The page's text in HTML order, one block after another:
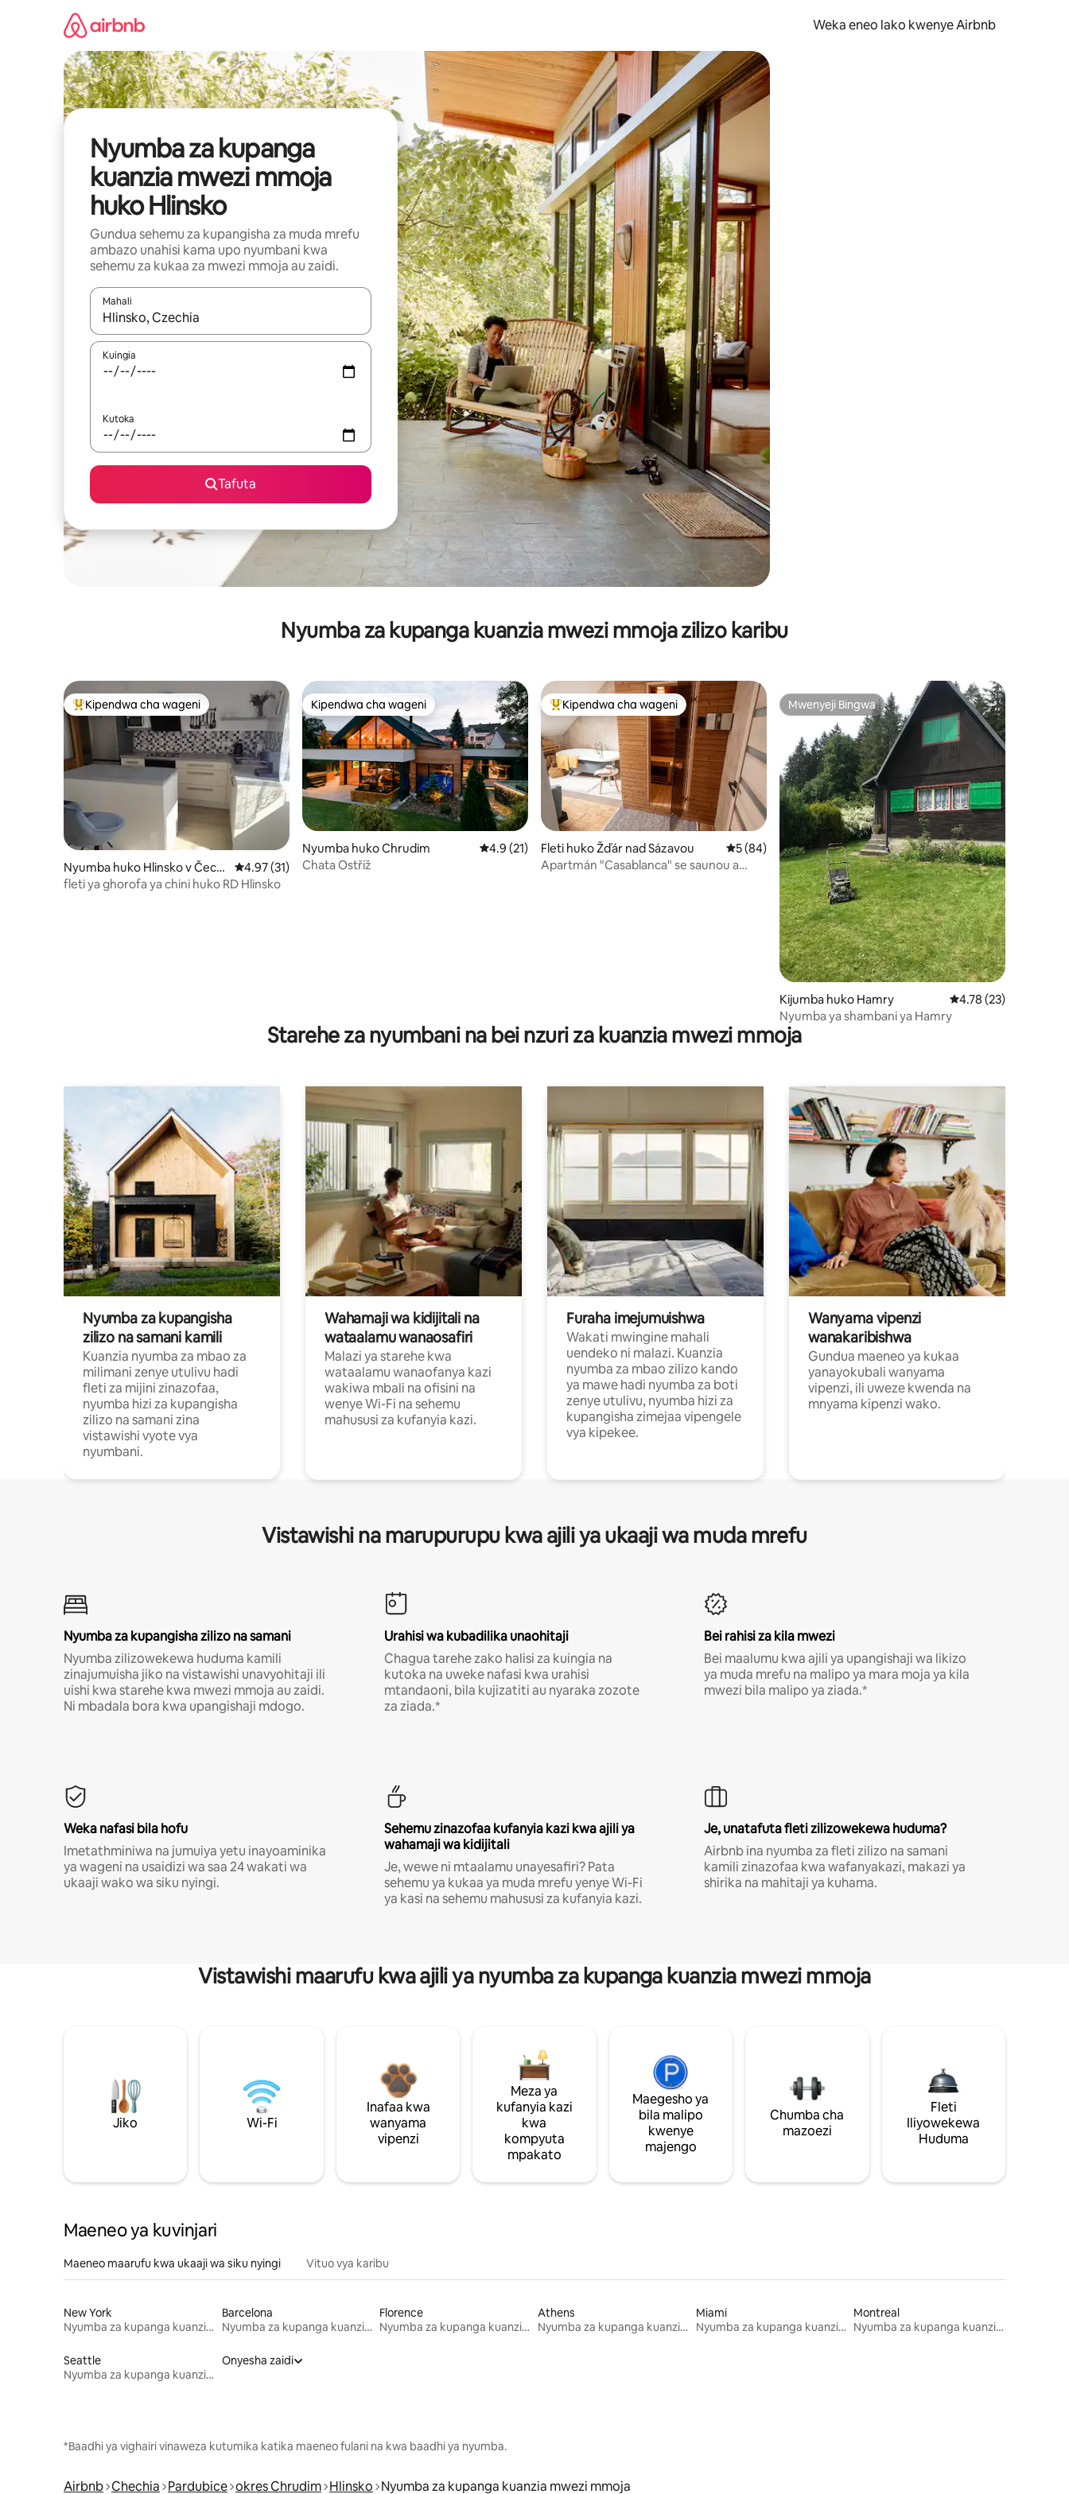
Weka eneo lako kwenye Airbnb
Nyumba za kupanga
kuanzia mwezi mmoja
huko Hlinsko
Gundua sehemu za kupangisha za muda mrefu
ambazo unahisi kama upo nyumbani kwa
sehemu za kukaa za mwezi mmoja au zaidi.
Mahali
Wakati matokeo yanapatikana, vinjari kwa kutumia vitufe vya vishale vya juu na chini au uchunguze kwa kugusa au kutelezesha kidole kwenye ishara.
Kuingia
Kutoka
Tafuta
Nyumba za kupanga kuanzia mwezi mmoja zilizo karibu
Kipendwa maarufu cha wageni
Kipendwa cha wageni
Nyumba huko Hlinsko v Čech
ách
Ukadiriaji wa wastani wa 4.97 kati ya 5, tathmini 31
4.97 (31)
fleti ya ghorofa ya chini huko RD Hlinsko
Kipendwa cha wageni
Kipendwa cha wageni
Nyumba huko Chrudim Ukadiriaji wa wastani wa 4.9 kati ya 5, tathmini 21
4.9 (21)
Chata Ostříž
Kipendwa maarufu cha wageni
Kipendwa cha wageni
Fleti huko Žďár nad Sázavou Ukadiriaji wa wastani wa 5 kati ya 5, tathmini 84
5 (84)
Apartmán "Casablanca" se saunou a
Mwenyeji Bingwa
Mwenyeji Bingwa
Kijumba huko Hamry Ukadiriaji wa wastani
4.78 (23)
Nyumba ya shambani ya Hamry
Starehe za nyumbani na bei nzuri za kuanzia mwezi mmoja
Nyumba za kupangisha
zilizo na samani kamili
Kuanzia nyumba za mbao za
milimani zenye utulivu hadi
fleti za mijini zinazofaa,
nyumba hizi za kupangisha
zilizo na samani zina
vistawishi vyote vya
nyumbani.
Wahamaji wa kidijitali na
wataalamu wanaosafiri
Malazi ya starehe kwa
wataalamu wanaofanya kazi
wakiwa mbali na ofisini na
wenye Wi-Fi na sehemu
mahususi za kufanyia kazi.
Furaha imejumuishwa
Wakati mwingine mahali
uendeko ni malazi. Kuanzia
nyumba za mbao zilizo kando
ya mawe hadi nyumba za boti
zenye utulivu, nyumba hizi za
kupangisha zimejaa vipengele
vya kipekee.
Wanyama vipenzi
wanakaribishwa
Gundua maeneo ya kukaa
yanayokubali wanyama
vipenzi, ili uweze kwenda na
mnyama kipenzi wako.
Vistawishi na marupurupu kwa ajili ya ukaaji wa muda mrefu
Nyumba za kupangisha zilizo na samani
Nyumba zilizowekewa huduma kamili
zinajumuisha jiko na vistawishi unavyohitaji ili
uishi kwa starehe kwa mwezi mmoja au zaidi.
Ni mbadala bora kwa upangishaji mdogo.
Urahisi wa kubadilika unaohitaji
Chagua tarehe zako halisi za kuingia na
kutoka na uweke nafasi kwa urahisi
mtandaoni, bila kujizatiti au nyaraka zozote
za ziada.*
Bei rahisi za kila mwezi
Bei maalumu kwa ajili ya upangishaji wa likizo
ya muda mrefu na malipo ya mara moja ya kila
mwezi bila malipo ya ziada.*
Weka nafasi bila hofu
Imetathminiwa na jumuiya yetu inayoaminika
ya wageni na usaidizi wa saa 24 wakati wa
ukaaji wako wa siku nyingi.
Sehemu zinazofaa kufanyia kazi kwa ajili ya
wahamaji wa kidijitali
Je, wewe ni mtaalamu unayesafiri? Pata
sehemu ya kukaa ya muda mrefu yenye Wi-Fi
ya kasi na sehemu mahususi za kufanyia kazi.
Je, unatafuta fleti zilizowekewa huduma?
Airbnb ina nyumba za fleti zilizo na samani
kamili zinazofaa kwa wafanyakazi, makazi ya
shirika na mahitaji ya kuhama.
Vistawishi maarufu kwa ajili ya nyumba za kupanga kuanzia mwezi mmoja
Jiko Wi-Fi
Inafaa kwa
wanyama
vipenzi
Meza ya
kufanyia kazi
kwa
kompyuta
mpakato
Maegesho ya
bila malipo
kwenye
majengo
Chumba cha
mazoezi
Fleti
Iliyowekewa
Huduma
Maeneo ya kuvinjari
Maeneo maarufu kwa ukaaji wa siku nyingi Vituo vya karibu
New York
Nyumba za kupanga kuanzia mwezi mmoja
Barcelona
Nyumba za kupanga kuanzia mwezi mmoja
Florence
Nyumba za kupanga kuanzia mwezi mmoja
Athens
Nyumba za kupanga kuanzia mwezi mmoja
Miami
Nyumba za kupanga kuanzia mwezi mmoja
Montreal
Nyumba za kupanga kuanzia mwezi mmoja
Seattle
Nyumba za kupanga kuanzia mwezi mmoja
Onyesha zaidi
*Baadhi ya vighairi vinaweza kutumika katika maeneo fulani na kwa baadhi ya nyumba.
Airbnb Chechia Pardubice okres Chrudim Hlinsko Nyumba za kupanga kuanzia mwezi mmoja